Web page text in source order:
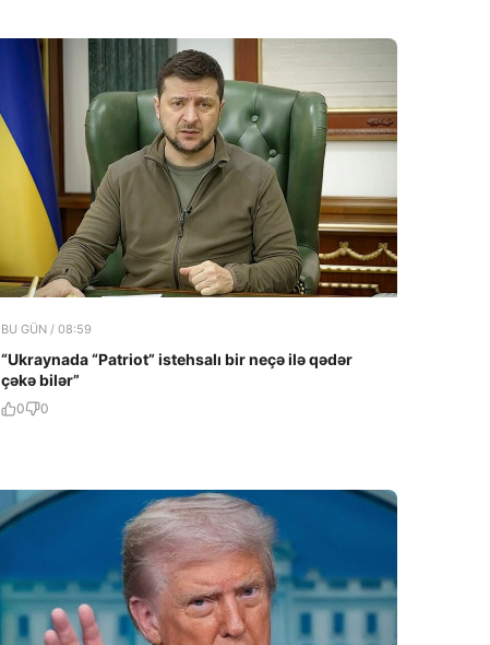
BU GÜN / 08:59
“Ukraynada “Patriot” istehsalı bir neçə ilə qədər
çəkə bilər”
0 0